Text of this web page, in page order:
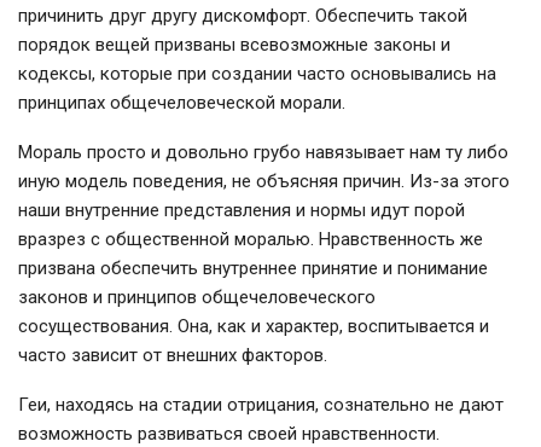
причинить друг другу дискомфорт. Обеспечить такой
порядок вещей призваны всевозможные законы и
кодексы, которые при создании часто основывались на
принципах общечеловеческой морали.
Мораль просто и довольно грубо навязывает нам ту либо
иную модель поведения, не объясняя причин. Из-за этого
наши внутренние представления и нормы идут порой
вразрез с общественной моралью. Нравственность же
призвана обеспечить внутреннее принятие и понимание
законов и принципов общечеловеческого
сосуществования. Она, как и характер, воспитывается и
часто зависит от внешних факторов.
Геи, находясь на стадии отрицания, сознательно не дают
возможность развиваться своей нравственности.